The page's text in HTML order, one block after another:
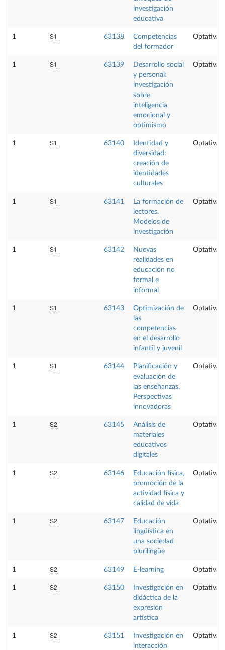
investigación
educativa
1 S1 63138
Competencias
del formador
Optativa
1 S1 63139
Desarrollo social
y personal:
investigación
sobre
inteligencia
emocional y
optimismo
Optativa
1 S1 63140
Identidad y
diversidad:
creación de
identidades
culturales
Optativa
1 S1 63141
La formación de
lectores.
Modelos de
investigación
Optativa
1 S1 63142
Nuevas
realidades en
educación no
formal e
informal
Optativa
1 S1 63143
Optimización de
las
competencias
en el desarrollo
infantil y juvenil
Optativa
1 S1 63144
Planificación y
evaluación de
las enseñanzas.
Perspectivas
innovadoras
Optativa
1 S2 63145
Análisis de
materiales
educativos
digitales
Optativa
1 S2 63146
Educación física,
promoción de la
actividad física y
calidad de vida
Optativa
1 S2 63147
Educación
lingüística en
una sociedad
plurilingüe
Optativa
1 S2 63149 E-learning Optativa
1 S2 63150
Investigación en
didáctica de la
expresión
artística
Optativa
1 S2 63151
Investigación en
interacción
Optativa